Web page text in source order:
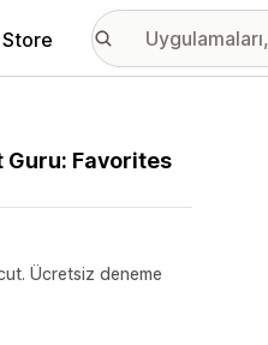
Guru: Favorites
Ücretsiz deneme